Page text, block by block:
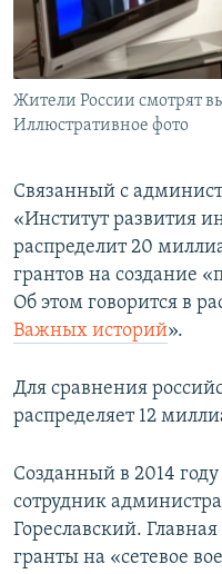
Жители России смотрят
Иллюстративное фото
Связанный с
«Институт развития
распределит 20
грантов на создание
Об этом говорится в
Важных историй».
Для сравнения
распределяет 12
Созданный в 2014
сотрудник
Гореславский.
гранты на «сетевое